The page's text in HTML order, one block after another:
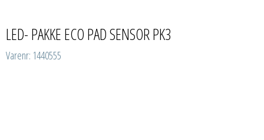
LED- PAKKE ECO PAD SENSOR PK3
Varenr: 1440555